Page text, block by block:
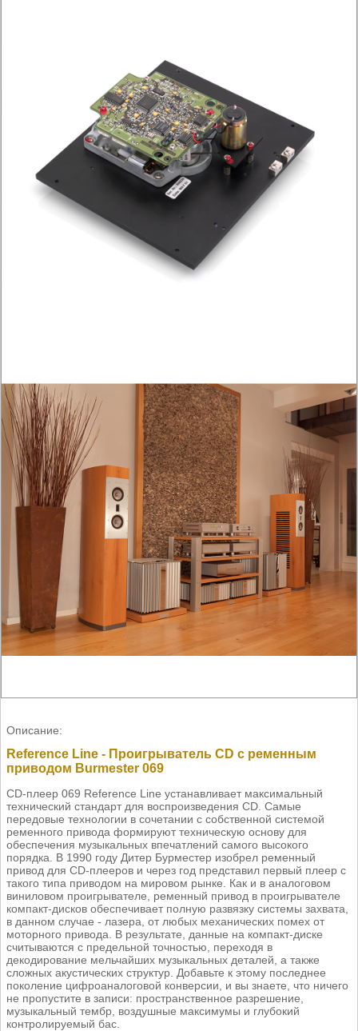
Описание:
Reference Line - Проигрыватель CD с ременным
приводом Burmester 069
CD-плеер 069 Reference Line устанавливает максимальный
технический стандарт для воспроизведения CD. Самые
передовые технологии в сочетании с собственной системой
ременного привода формируют техническую основу для
обеспечения музыкальных впечатлений самого высокого
порядка. В 1990 году Дитер Бурместер изобрел ременный
привод для CD-плееров и через год представил первый плеер с
такого типа приводом на мировом рынке. Как и в аналоговом
виниловом проигрывателе, ременный привод в проигрывателе
компакт-дисков обеспечивает полную развязку системы захвата,
в данном случае - лазера, от любых механических помех от
моторного привода. В результате, данные на компакт-диске
считываются с предельной точностью, переходя в
декодирование мельчайших музыкальных деталей, а также
сложных акустических структур. Добавьте к этому последнее
поколение цифроаналоговой конверсии, и вы знаете, что ничего
не пропустите в записи: пространственное разрешение,
музыкальный тембр, воздушные максимумы и глубокий
контролируемый бас.